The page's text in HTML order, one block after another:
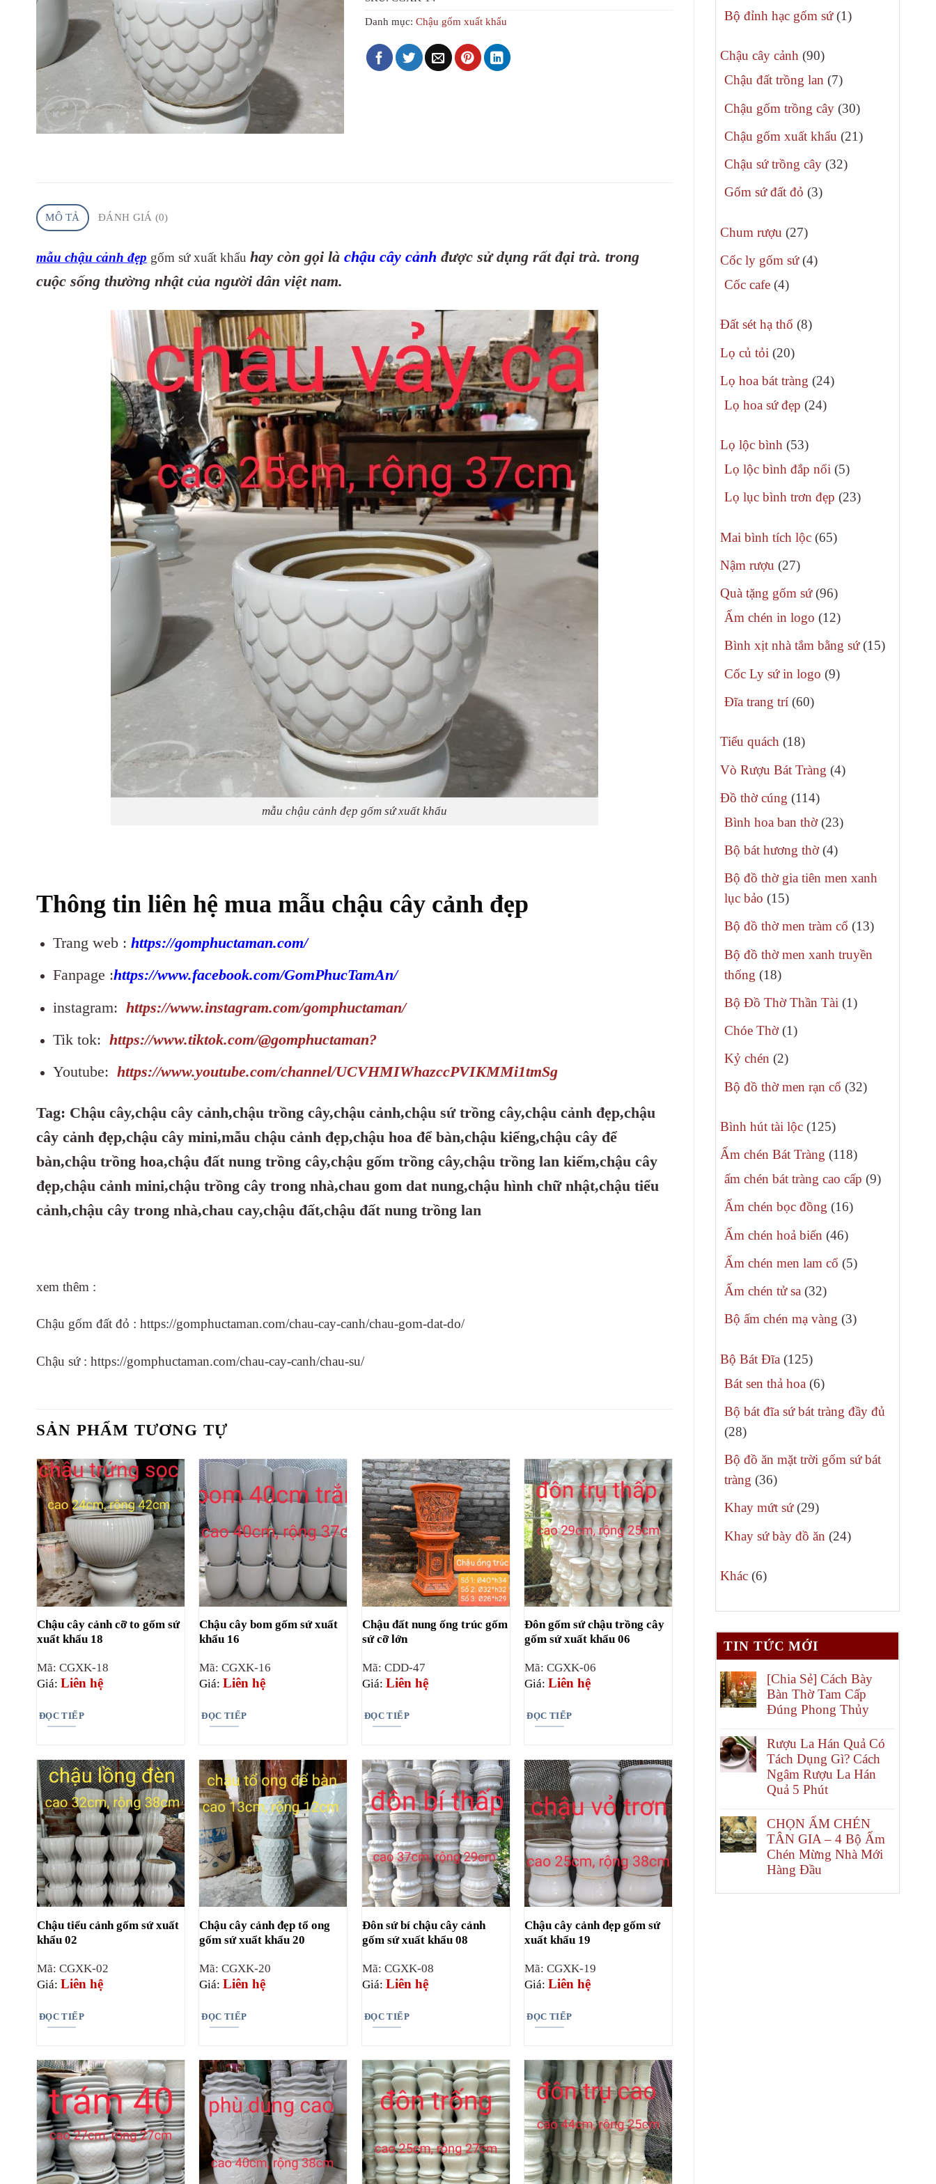
sản
Bộ đỉnh hạc gốm sứ 11
Chậu cây cảnh 9090
sản
Chậu đất trồng lan 77
phẩm
Chậu gốm trồng cây 3030
phẩm
Chậu gốm xuất khẩu 2121
Chậu sứ trồng cây 3232
Gốm sứ đất đỏ 33
Chum rượu 2727
phẩm
Cốc ly gốm sứ 44
Cốc cafe 44
phẩm
Đất sét hạ thổ 88
Lọ củ tỏi 2020
phẩm
Lọ hoa bát tràng 2424
Lọ hoa sứ đẹp 2424
Lọ lộc bình 5353
sản
Lọ lộc bình đắp nổi 55
phẩm
Lọ lục bình trơn đẹp 2323
Mai bình tích lộc 6565
Nậm rượu 2727
phẩm
Quà tặng gốm sứ 9696
sản
Ấm chén in logo 1212
phẩm
Bình xịt nhà tắm bằng sứ 1515
Cốc Ly sứ in logo 99
Đĩa trang trí 6060
Tiểu quách 1818
phẩm
Vò Rượu Bát Tràng 44
Đồ thờ cúng 114114
sản
Bình hoa ban thờ 2323
Bộ bát hương thờ 44
Bộ đồ thờ gia tiên men xanh
lục bảo
1515
Bộ đồ thờ men tràm cổ 1313
Bộ đồ thờ men xanh truyền
thống
1818
Bộ Đồ Thờ Thần Tài 11
Chóe Thờ 11
Kỷ chén 22
Bộ đồ thờ men rạn cổ 3232
Bình hút tài lộc 125125
phẩm
Ấm chén Bát Tràng 118118
sản
ấm chén bát tràng cao cấp 99
Ấm chén bọc đồng 1616
Ấm chén hoả biến 4646
phẩm
Ấm chén men lam cổ 55
Ấm chén tử sa 3232
phẩm
Bộ ấm chén mạ vàng 33
Bộ Bát Đĩa 125125
sản
Bát sen thả hoa 66
phẩm
Bộ bát đĩa sứ bát tràng đầy đủ
2828
sản
Bộ đồ ăn mặt trời gốm sứ bát
tràng
3636
phẩm
Khay mứt sứ 2929
phẩm
Khay sứ bày đồ ăn 2424
Khác 66
phẩm
TIN TỨC MỚI
[Chia Sẻ] Cách Bày
Bàn Thờ Tam Cấp
Đúng Phong Thủy
Rượu La Hán Quả Có
Tách Dụng Gì? Cách
Ngâm Rượu La Hán
Quả 5 Phút
CHỌN ẤM CHÉN
TÂN GIA – 4 Bộ Ấm
Chén Mừng Nhà Mới
Hàng Đầu
Danh mục: Chậu gốm xuất khẩu
MÔ TẢ ĐÁNH GIÁ (0)
mẫu chậu cảnh đẹp gốm sứ xuất khẩu hay còn gọi là chậu cây cảnh được sử dụng rất đại trà. trong
cuộc sống thường nhật của người dân việt nam.
mẫu chậu cảnh đẹp gốm sứ xuất khẩu
Thông tin liên hệ mua mẫu chậu cây cảnh đẹp
Trang web :https://gomphuctaman.com/
Fanpage :https://www.facebook.com/GomPhucTamAn/
instagram:https://www.instagram.com/gomphuctaman/
Tik tok:https://www.tiktok.com/@gomphuctaman?
Youtube:https://www.youtube.com/channel/UCVHMIWhazccPVIKMMi1tmSg
Tag: Chậu cây,chậu cây cảnh,chậu trồng cây,chậu cảnh,chậu sứ trồng cây,chậu cảnh đẹp,chậu
cây cảnh đẹp,chậu cây mini,mẫu chậu cảnh đẹp,chậu hoa để bàn,chậu kiểng,chậu cây để
bàn,chậu trồng hoa,chậu đất nung trồng cây,chậu gốm trồng cây,chậu trồng lan kiếm,chậu cây
đẹp,chậu cảnh mini,chậu trồng cây trong nhà,chau gom dat nung,chậu hình chữ nhật,chậu tiểu
cảnh,chậu cây trong nhà,chau cay,chậu đất,chậu đất nung trồng lan
xem thêm :
Chậu gốm đất đỏ : https://gomphuctaman.com/chau-cay-canh/chau-gom-dat-do/
Chậu sứ : https://gomphuctaman.com/chau-cay-canh/chau-su/
SẢN PHẨM TƯƠNG TỰ
Chậu cây cảnh cỡ to gốm sứ
xuẩt khẩu 18
Mã: CGXK-18
Giá: Liên hệ
ĐỌC TIẾP
Chậu cây bom gốm sứ xuất
khẩu 16
Mã: CGXK-16
Giá:Liên hệ
ĐỌC TIẾP
Chậu đất nung ống trúc gốm
sứ cỡ lớn
Mã: CDD-47
Giá: Liên hệ
ĐỌC TIẾP
Đôn gốm sứ chậu trồng cây
gốm sứ xuất khẩu 06
Mã: CGXK-06
Giá:Liên hệ
ĐỌC TIẾP
Chậu tiểu cảnh gốm sứ xuất
khẩu 02
Mã: CGXK-02
Giá: Liên hệ
ĐỌC TIẾP
Chậu cây cảnh đẹp tổ ong
gốm sứ xuẩt khẩu 20
Mã: CGXK-20
Giá:Liên hệ
ĐỌC TIẾP
Đôn sứ bí chậu cây cảnh
gốm sứ xuất khẩu 08
Mã: CGXK-08
Giá: Liên hệ
ĐỌC TIẾP
Chậu cây cảnh đẹp gốm sứ
xuất khẩu 19
Mã: CGXK-19
Giá:Liên hệ
ĐỌC TIẾP